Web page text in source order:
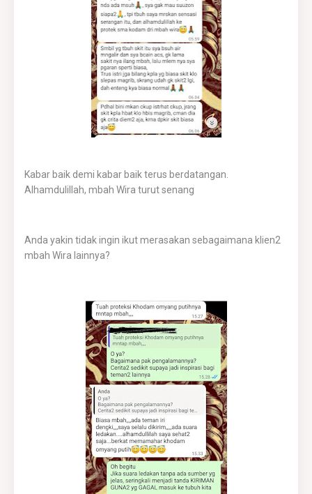
Kabar baik demi kabar baik terus berdatangan.
Alhamdulillah, mbah Wira turut senang
Anda yakin tidak ingin ikut merasakan sebagaimana klien2
mbah Wira lainnya?